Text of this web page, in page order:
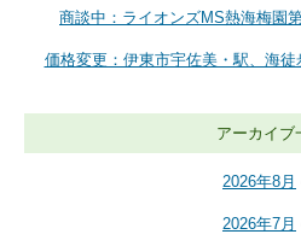
商談中：ライオンズMS熱海梅園
価格変更：伊東市宇佐美・駅、海徒
アーカイブ
2026年8月
2026年7月